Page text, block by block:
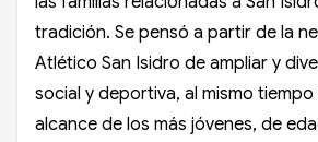
tradición. Se pensó a partir de la
Atlético San Isidro de ampliar y
social y deportiva, al mismo
alcance de los más jóvenes, de